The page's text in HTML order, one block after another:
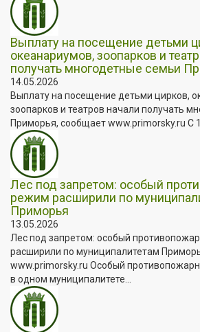
Выплату на посещение детьми
океанариумов, зоопарков и
получать многодетные семьи
14.05.2026
Выплату на посещение детьми цирков,
зоопарков и театров начали получать
Приморья, сообщает www.primorsky.ru С
Лес под запретом: особый
режим расширили по
Приморья
13.05.2026
Лес под запретом: особый
расширили по муниципалитетам
www.primorsky.ru Особый
в одном муниципалитете...